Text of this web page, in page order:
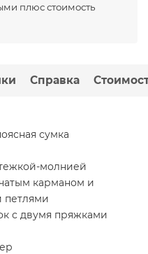
плюс стоимость
Справка
сумка
молнией
карманом и
петлями
с двумя пряжками